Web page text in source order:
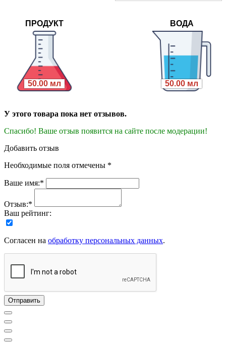
ПРОДУКТ
50.00 мл
ВОДА
50.00 мл
У этого товара пока нет отзывов.
Спасибо! Ваше отзыв появится на сайте после модерации!
Добавить отзыв
Необходимые поля отмечены *
Ваше имя:*
Отзыв:*
Ваш рейтинг:
Согласен на обработку персональных данных.